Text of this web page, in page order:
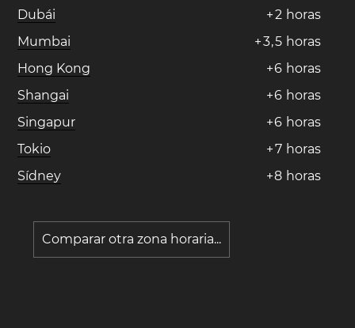
Dubái
+2 horas
Mumbai
+3,5 horas
Hong Kong
+6 horas
Shangai
+6 horas
Singapur
+6 horas
Tokio
+7 horas
Sídney
+8 horas
Comparar otra zona horaria...